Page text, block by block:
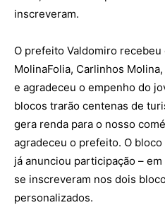
inscreveram.
O prefeito Valdomiro
MolinaFolia, Carlinhos
e agradeceu o empenho do
blocos trarão centenas de
gera renda para o nosso
agradeceu o prefeito. O bloco
já anunciou participação –
se inscreveram nos dois
personalizados.